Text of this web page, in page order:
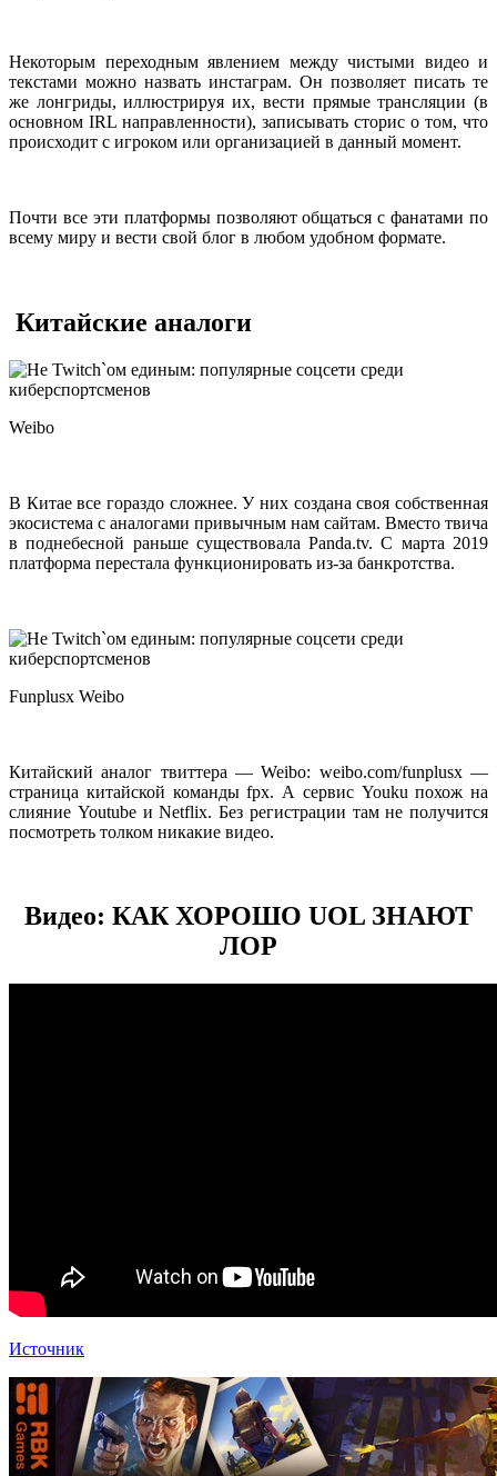
Некоторым переходным явлением между чистыми видео и
текстами можно назвать инстаграм. Он позволяет писать те
же лонгриды, иллюстрируя их, вести прямые трансляции (в
основном IRL направленности), записывать сторис о том, что
происходит с игроком или организацией в данный момент.
Почти все эти платформы позволяют общаться с фанатами по
всему миру и вести свой блог в любом удобном формате.
Китайские аналоги
Weibo
В Китае все гораздо сложнее. У них создана своя собственная
экосистема с аналогами привычным нам сайтам. Вместо твича
в поднебесной раньше существовала Panda.tv. С марта 2019
платформа перестала функционировать из-за банкротства.
Funplusx Weibo
Китайский аналог твиттера — Weibo: weibo.com/funplusx —
страница китайской команды fpx. А сервис Youku похож на
слияние Youtube и Netflix. Без регистрации там не получится
посмотреть толком никакие видео.
Видео: КАК ХОРОШО UOL ЗНАЮТ
ЛОР
Источник